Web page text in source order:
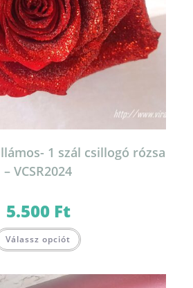
1 szál csillogó rózsa
– VCSR2024
5.500 Ft
Válassz opciót